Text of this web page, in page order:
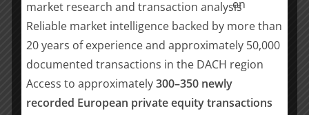
Teilen mit:
Teilen
Pharmabranche: Transaktionswert erreicht
market research and transaction analysis
Reliable market intelligence backed by more than
20 years of experience and approximately 50,000
documented transactions in the DACH region
Access to approximately300–350 newly
recorded European private equity transactions